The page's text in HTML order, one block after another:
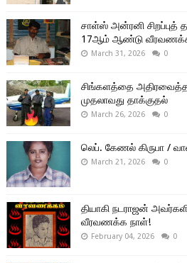
சாள்ஸ் அன்ரனி சிறப்புத்
17ஆம் ஆண்டு
March 31, 2026 0
சிங்களத்தை
முதலாவது தாக்குதல்
March 26, 2026 0
லெப். கேணல் கிருபா /
March 21, 2026 0
தியாகி நடராஜன்
வீரவணக்க நாள்!
February 04, 2026 0